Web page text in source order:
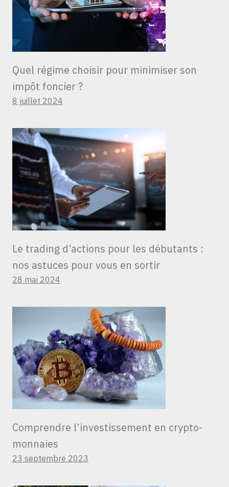
Quel régime choisir pour minimiser son
impôt foncier ?
8 juillet 2024
Le trading d’actions pour les débutants :
nos astuces pour vous en sortir
28 mai 2024
Comprendre l’investissement en crypto-
monnaies
23 septembre 2023